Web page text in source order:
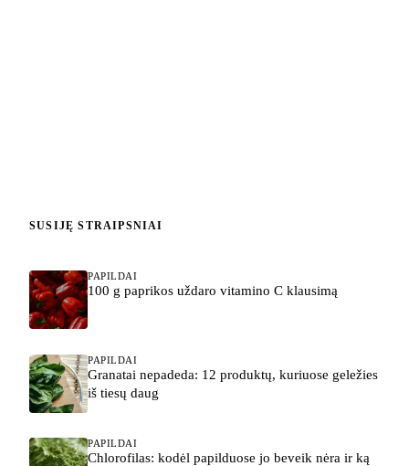
SUSIJĘ STRAIPSNIAI
PAPILDAI
100 g paprikos uždaro vitamino C klausimą
PAPILDAI
Granatai nepadeda: 12 produktų, kuriuose geležies
iš tiesų daug
PAPILDAI
Chlorofilas: kodėl papilduose jo beveik nėra ir ką